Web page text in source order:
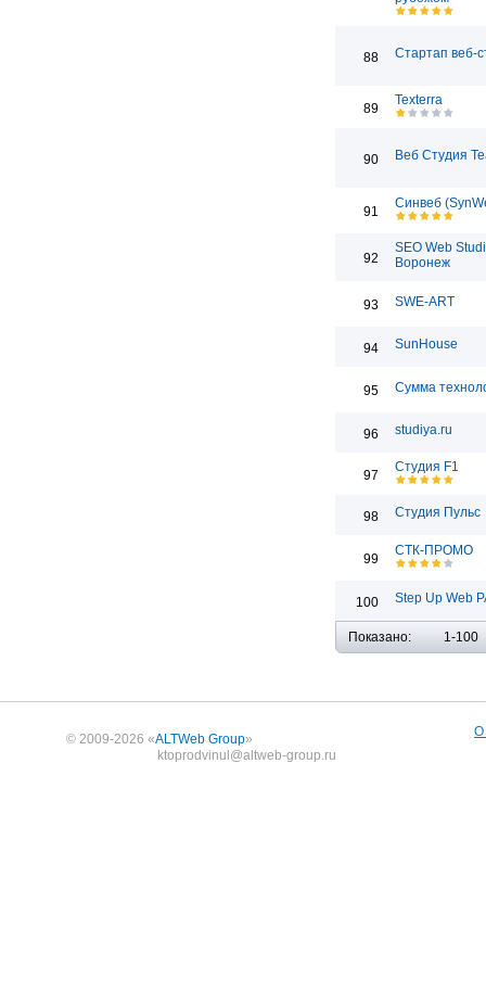
88 Стартап веб-
89
Texterra
90 Веб Студия
91
Синвеб
92
SEO Web
Воронеж
93 SWE-ART
94 SunHouse
95 Сумма
96 studiya.ru
97
Студия F1
98 Студия Пульс
99
СТК-ПРОМО
100 Step Up Web
Показано: 1-100
© 2009-2026 «ALTWeb Group»
ktoprodvinul@altweb-group.ru
О